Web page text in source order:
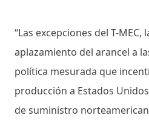
“Las excepciones del T-
aplazamiento del arancel a
política mesurada que
producción a Estados
de suministro